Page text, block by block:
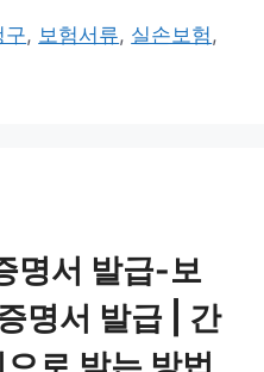
구, 보험서류, 실손보험,
명서 발급-보
명서 발급 | 간